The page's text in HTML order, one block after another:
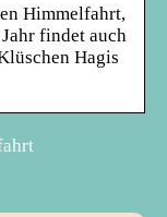
Himmelfahrt,
findet auch
Hagis